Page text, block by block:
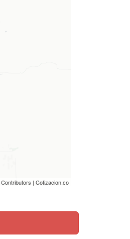
Contributors | Cotizacion.co